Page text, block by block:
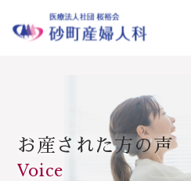
お産された方の声
Voice